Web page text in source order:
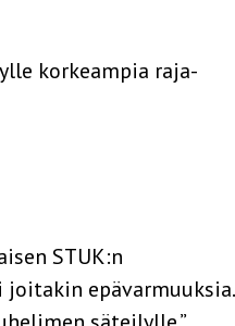
korkeampia raja-
STUK:n
epävarmuuksia.